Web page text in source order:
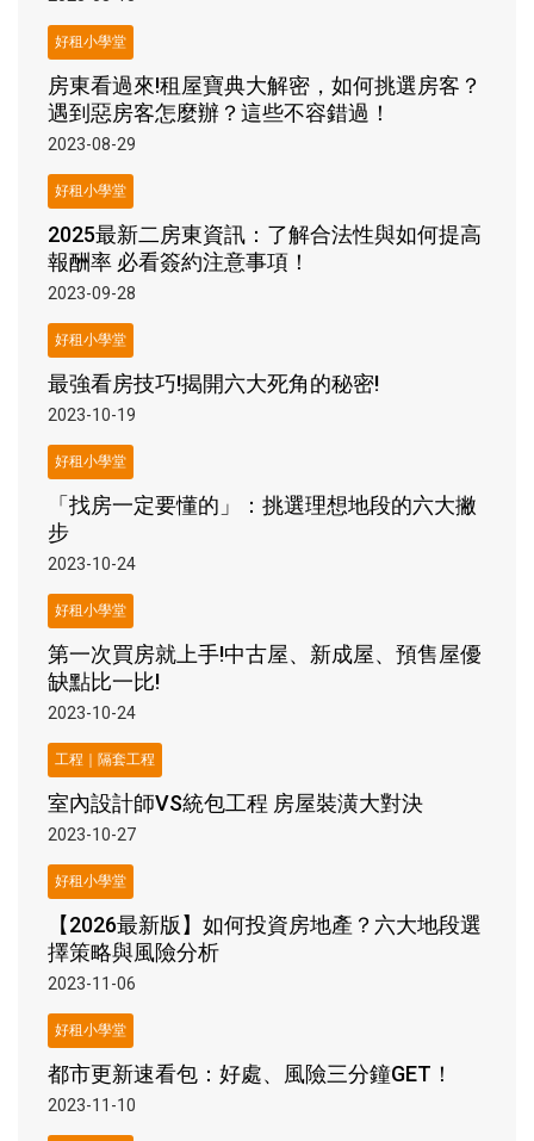
好租小學堂
房東看過來!租屋寶典大解密，如何挑選房客？
遇到惡房客怎麼辦？這些不容錯過！
2023-08-29
好租小學堂
2025最新二房東資訊：了解合法性與如何提高
報酬率 必看簽約注意事項！
2023-09-28
好租小學堂
最強看房技巧!揭開六大死角的秘密!
2023-10-19
好租小學堂
「找房一定要懂的」：挑選理想地段的六大撇
步
2023-10-24
好租小學堂
第一次買房就上手!中古屋、新成屋、預售屋優
缺點比一比!
2023-10-24
工程｜隔套工程
室內設計師VS統包工程 房屋裝潢大對決
2023-10-27
好租小學堂
【2026最新版】如何投資房地產？六大地段選
擇策略與風險分析
2023-11-06
好租小學堂
都市更新速看包：好處、風險三分鐘GET！
2023-11-10